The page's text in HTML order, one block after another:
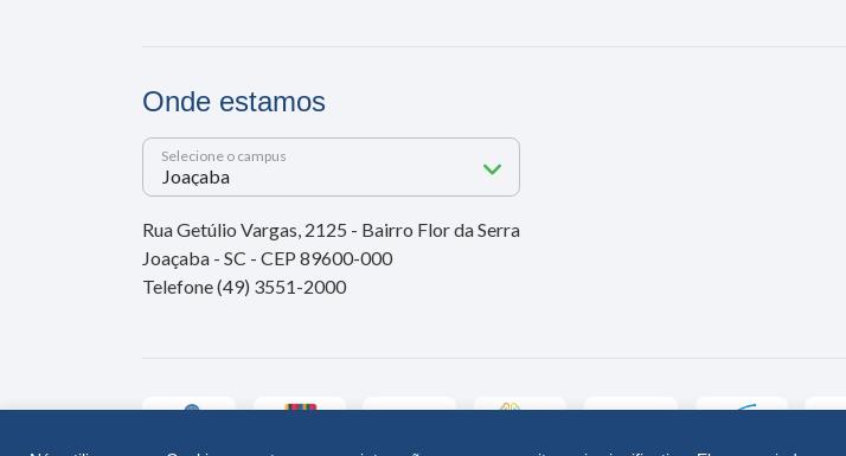
Onde estamos
Selecione o campus
Rua Getúlio Vargas, 2125 - Bairro Flor da Serra
Joaçaba - SC - CEP 89600-000
Telefone (49) 3551-2000